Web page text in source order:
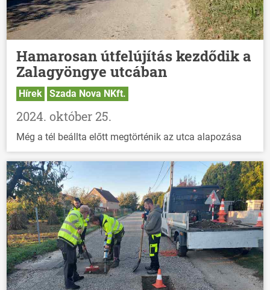
Hamarosan útfelújítás kezdődik a
Zalagyöngye utcában
Hírek Szada Nova NKft.
2024. október 25.
Még a tél beállta előtt megtörténik az utca alapozása